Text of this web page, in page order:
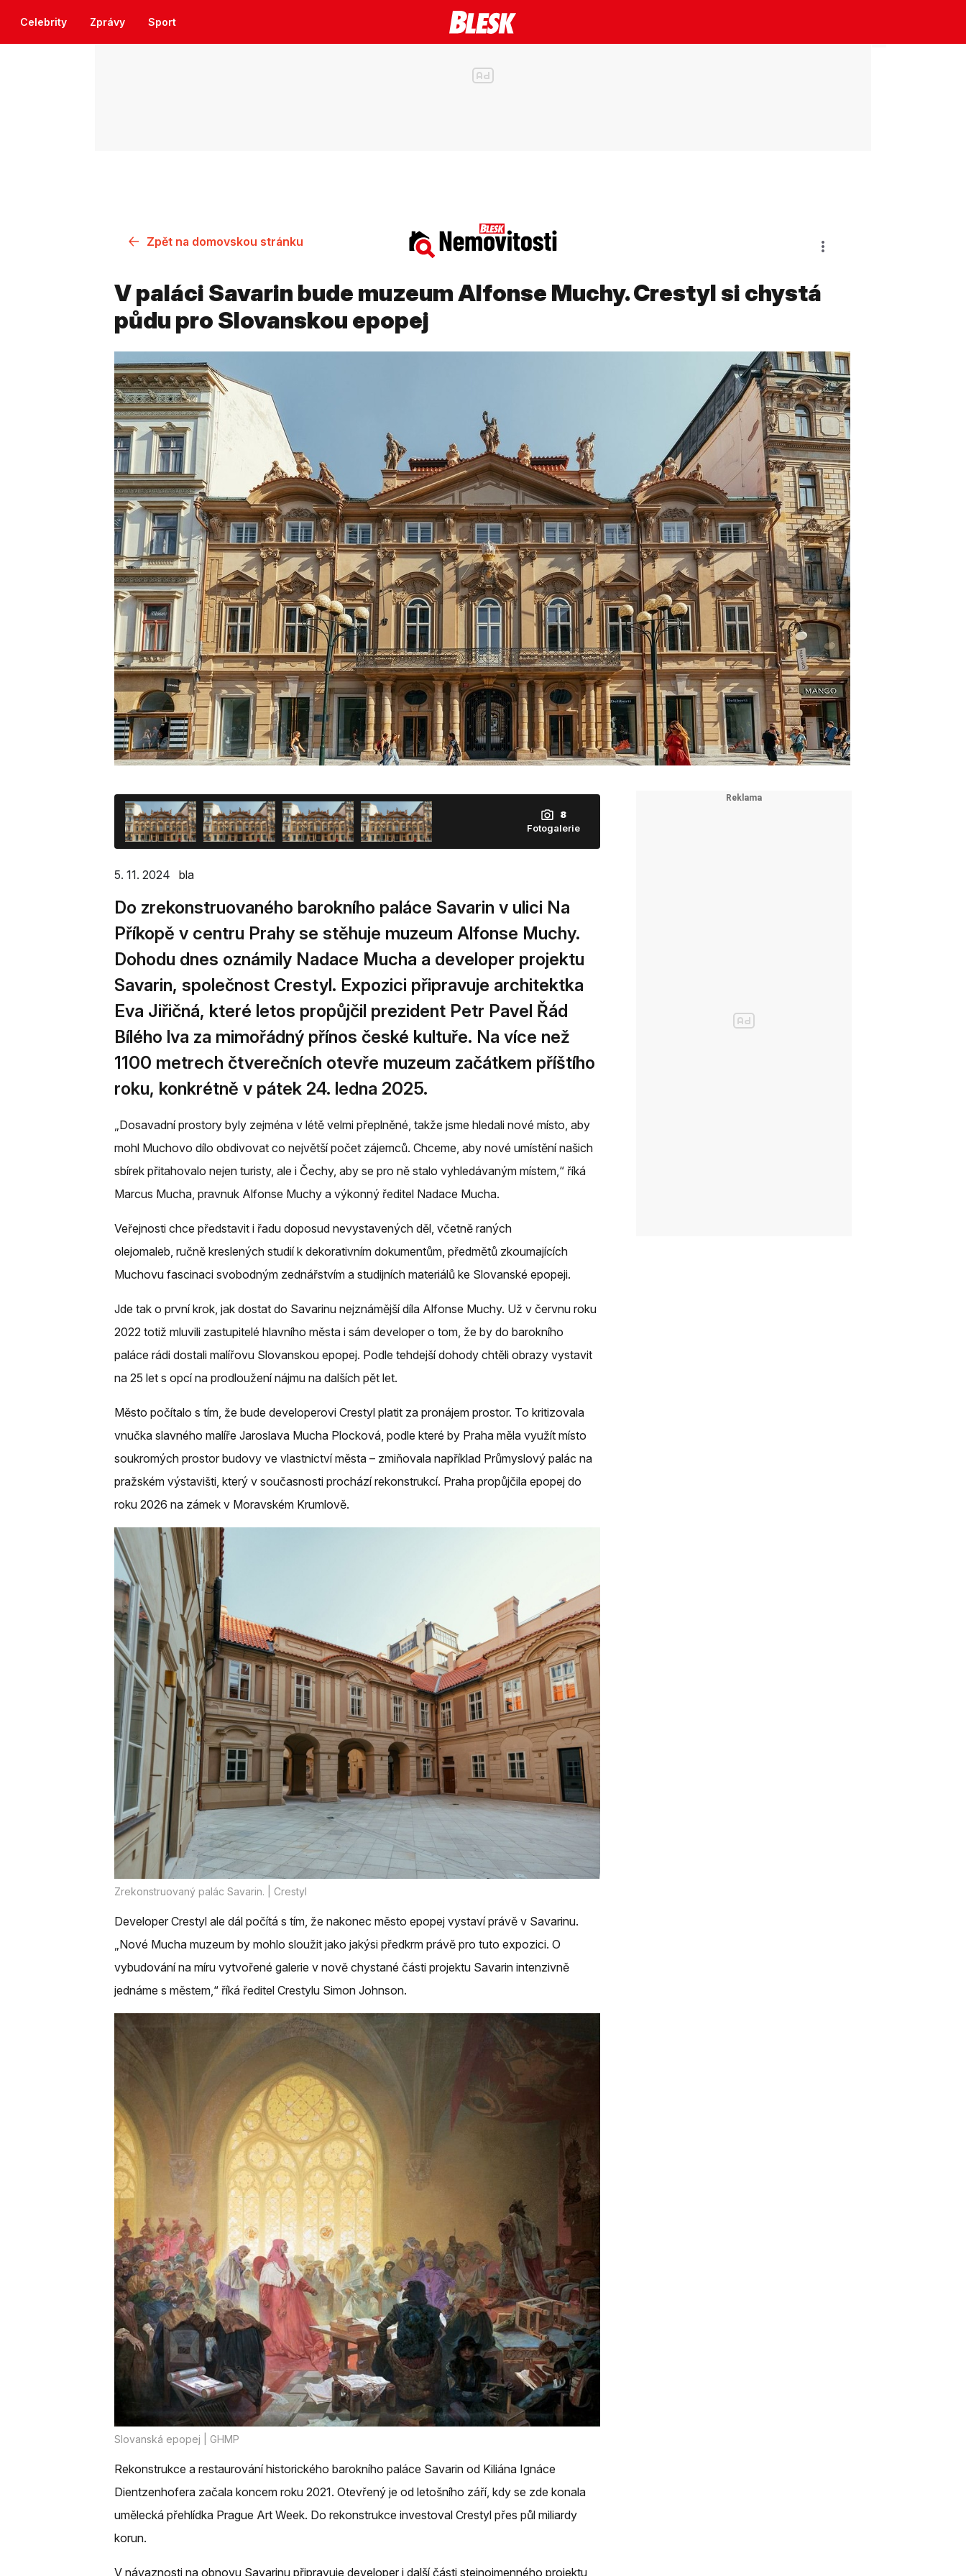
Celebrity Zprávy Sport
Zpět na domovskou stránku
V paláci Savarin bude muzeum Alfonse Muchy. Crestyl si chystá
půdu pro Slovanskou epopej
8
Fotogalerie
5. 11. 2024 bla
Do zrekonstruovaného barokního paláce Savarin v ulici Na
Příkopě v centru Prahy se stěhuje muzeum Alfonse Muchy.
Dohodu dnes oznámily Nadace Mucha a developer projektu
Savarin, společnost Crestyl. Expozici připravuje architektka
Eva Jiřičná, které letos propůjčil prezident Petr Pavel Řád
Bílého lva za mimořádný přínos české kultuře. Na více než
1100 metrech čtverečních otevře muzeum začátkem příštího
roku, konkrétně v pátek 24. ledna 2025.
„Dosavadní prostory byly zejména v létě velmi přeplněné, takže jsme hledali nové místo, aby
mohl Muchovo dílo obdivovat co největší počet zájemců. Chceme, aby nové umístění našich
sbírek přitahovalo nejen turisty, ale i Čechy, aby se pro ně stalo vyhledávaným místem,“ říká
Marcus Mucha, pravnuk Alfonse Muchy a výkonný ředitel Nadace Mucha.
Veřejnosti chce představit i řadu doposud nevystavených děl, včetně raných
olejomaleb, ručně kreslených studií k dekorativním dokumentům, předmětů zkoumajících
Muchovu fascinaci svobodným zednářstvím a studijních materiálů ke Slovanské epopeji.
Jde tak o první krok, jak dostat do Savarinu nejznámější díla Alfonse Muchy. Už v červnu roku
2022 totiž mluvili zastupitelé hlavního města i sám developer o tom, že by do barokního
paláce rádi dostali malířovu Slovanskou epopej. Podle tehdejší dohody chtěli obrazy vystavit
na 25 let s opcí na prodloužení nájmu na dalších pět let.
Město počítalo s tím, že bude developerovi Crestyl platit za pronájem prostor. To kritizovala
vnučka slavného malíře Jaroslava Mucha Plocková, podle které by Praha měla využít místo
soukromých prostor budovy ve vlastnictví města – zmiňovala například Průmyslový palác na
pražském výstavišti, který v současnosti prochází rekonstrukcí. Praha propůjčila epopej do
roku 2026 na zámek v Moravském Krumlově.
Zrekonstruovaný palác Savarin. | Crestyl
Developer Crestyl ale dál počítá s tím, že nakonec město epopej vystaví právě v Savarinu.
„Nové Mucha muzeum by mohlo sloužit jako jakýsi předkrm právě pro tuto expozici. O
vybudování na míru vytvořené galerie v nově chystané části projektu Savarin intenzivně
jednáme s městem,“ říká ředitel Crestylu Simon Johnson.
Slovanská epopej | GHMP
Rekonstrukce a restaurování historického barokního paláce Savarin od Kiliána Ignáce
Dientzenhofera začala koncem roku 2021. Otevřený je od letošního září, kdy se zde konala
umělecká přehlídka Prague Art Week. Do rekonstrukce investoval Crestyl přes půl miliardy
korun.
V návaznosti na obnovu Savarinu připravuje developer i další části stejnojmenného projektu